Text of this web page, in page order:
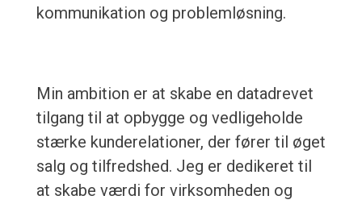
kommunikation og problemløsning.
Min ambition er at skabe en datadrevet
tilgang til at opbygge og vedligeholde
stærke kunderelationer, der fører til øget
salg og tilfredshed. Jeg er dedikeret til
at skabe værdi for virksomheden og